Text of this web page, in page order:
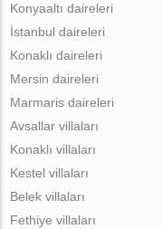
Konyaaltı daireleri
İstanbul daireleri
Konaklı daireleri
Mersin daireleri
Marmaris daireleri
Avsallar villaları
Konaklı villaları
Kestel villaları
Belek villaları
Fethiye villaları